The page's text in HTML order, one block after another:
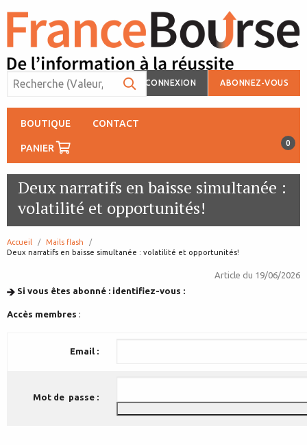
CONNEXION ABONNEZ-VOUS
BOUTIQUE CONTACT
PANIER 0
Deux narratifs en baisse simultanée :
volatilité et opportunités!
Accueil
Mails flash
page:
Deux narratifs en baisse simultanée : volatilité et opportunités!
Article du 19/06/2026
Si vous êtes abonné : identifiez-vous :
Accès membres :
Email :
Mot de passe :